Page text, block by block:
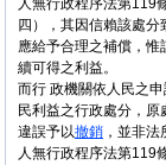
人無行政程序法第119
四），其因信賴該處分
應給予合理之補償，
續可得之利益。
而行 政機關依人民之
民利益之行政處分，
違誤予以撤銷 ，並非
人無行政程序法第119